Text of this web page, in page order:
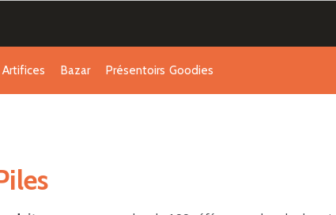
Artifices Bazar Présentoirs Goodies